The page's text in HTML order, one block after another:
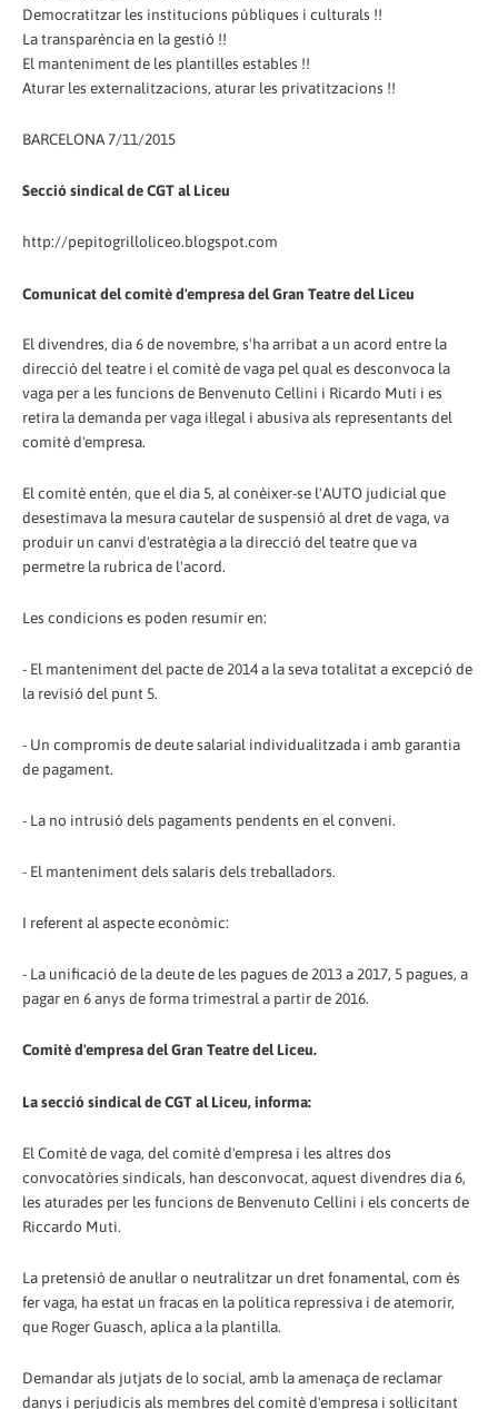
Democratitzar les institucions públiques i culturals !!
La transparència en la gestió !!
El manteniment de les plantilles estables !!
Aturar les externalitzacions, aturar les privatitzacions !!
BARCELONA 7/11/2015
Secció sindical de CGT al Liceu
http://pepitogrilloliceo.blogspot.com
Comunicat del comitè d'empresa del Gran Teatre del Liceu
El divendres, dia 6 de novembre, s'ha arribat a un acord entre la
direcció del teatre i el comitè de vaga pel qual es desconvoca la
vaga per a les funcions de Benvenuto Cellini i Ricardo Muti i es
retira la demanda per vaga il·legal i abusiva als representants del
comitè d'empresa.
El comitè entén, que el dia 5, al conèixer-se l'AUTO judicial que
desestimava la mesura cautelar de suspensió al dret de vaga, va
produir un canvi d'estratègia a la direcció del teatre que va
permetre la rubrica de l'acord.
Les condicions es poden resumir en:
- El manteniment del pacte de 2014 a la seva totalitat a excepció de
la revisió del punt 5.
- Un compromís de deute salarial individualitzada i amb garantia
de pagament.
- La no intrusió dels pagaments pendents en el conveni.
- El manteniment dels salaris dels treballadors.
I referent al aspecte econòmic:
- La unificació de la deute de les pagues de 2013 a 2017, 5 pagues, a
pagar en 6 anys de forma trimestral a partir de 2016.
Comitè d'empresa del Gran Teatre del Liceu.
La secció sindical de CGT al Liceu, informa:
El Comitè de vaga, del comitè d'empresa i les altres dos
convocatòries sindicals, han desconvocat, aquest divendres dia 6,
les aturades per les funcions de Benvenuto Cellini i els concerts de
Riccardo Muti.
La pretensió de anul·lar o neutralitzar un dret fonamental, com és
fer vaga, ha estat un fracas en la política repressiva i de atemorir,
que Roger Guasch, aplica a la plantilla.
Demandar als jutjats de lo social, amb la amenaça de reclamar
danys i perjudicis als membres del comitè d'empresa i sol·licitant